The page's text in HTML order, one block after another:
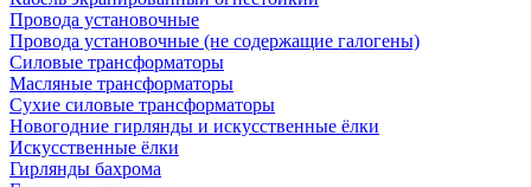
Провода установочные
Провода установочные (не содержащие галогены)
Силовые трансформаторы
Масляные трансформаторы
Сухие силовые трансформаторы
Новогодние гирлянды и искусственные ёлки
Искусственные ёлки
Гирлянды бахрома